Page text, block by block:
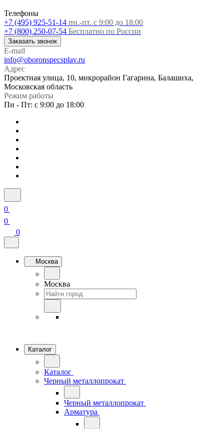
Телефоны
+7 (495) 925-51-14 пн.-пт. с 9:00 до 18:00
+7 (800) 250-07-54 Бесплатно по России
Заказать звонок
E-mail
info@oboronspecsplav.ru
Адрес
Проектная улица, 10, микрорайон Гагарина, Балашиха,
Московская область
Режим работы
Пн - Пт: с 9:00 до 18:00
0
0
0
Москва
Москва
Каталог
Каталог
Черный металлопрокат
Черный металлопрокат
Арматура